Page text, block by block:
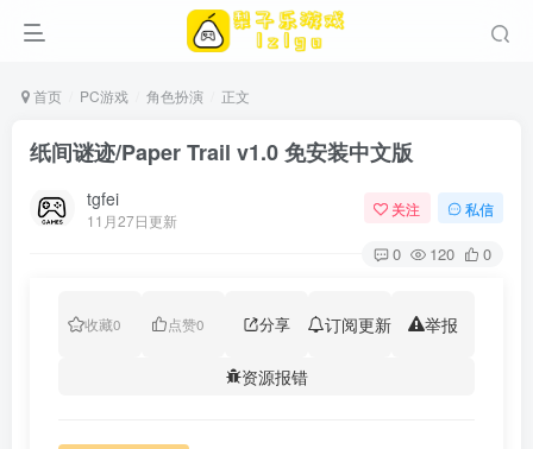
首页 PC游戏 角色扮演 正文
纸间谜迹/Paper Trail v1.0 免安装中文版
tgfei
11月27日更新
关注 私信
0 120 0
收藏0 点赞0 分享 订阅更新 举报
资源报错